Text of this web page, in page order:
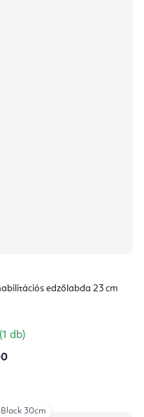
edzőlabda 23 cm
(1 db)
Black 30cm